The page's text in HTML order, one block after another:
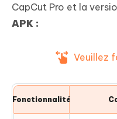
CapCut Pro et la
APK :
Veuillez
Fonctionnalité